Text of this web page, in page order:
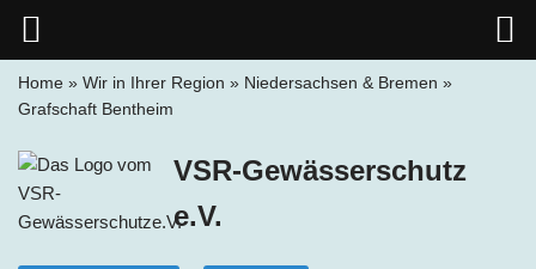
Inhalt
Home » Wir in Ihrer Region » Niedersachsen & Bremen »
Grafschaft Bentheim
VSR-Gewässerschutz
e.V.